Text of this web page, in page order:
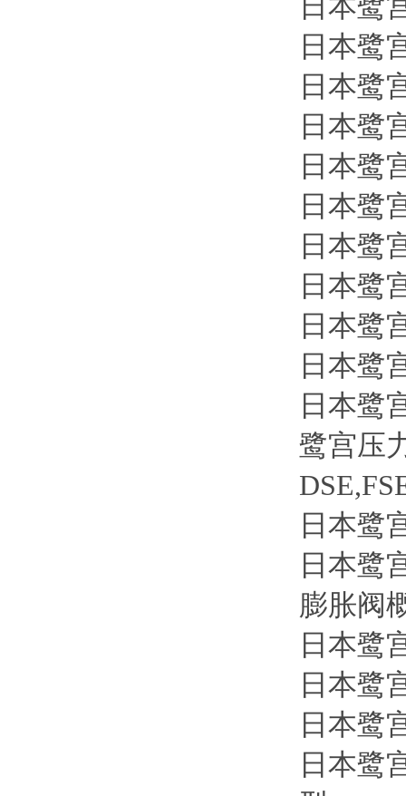
日本鹭
日本鹭
日本鹭
日本鹭
日本鹭
日本鹭
日本鹭
日本鹭
日本鹭
日本鹭
鹭宫压
日本鹭
日本鹭
膨胀阀
日本鹭
日本鹭
日本鹭
日本鹭